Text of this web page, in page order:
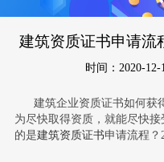
建筑资质证书申请流
时间：2020-
建筑企业资质证书如何获
为尽快取得资质，就能尽快
的是建筑资质证书申请流程？